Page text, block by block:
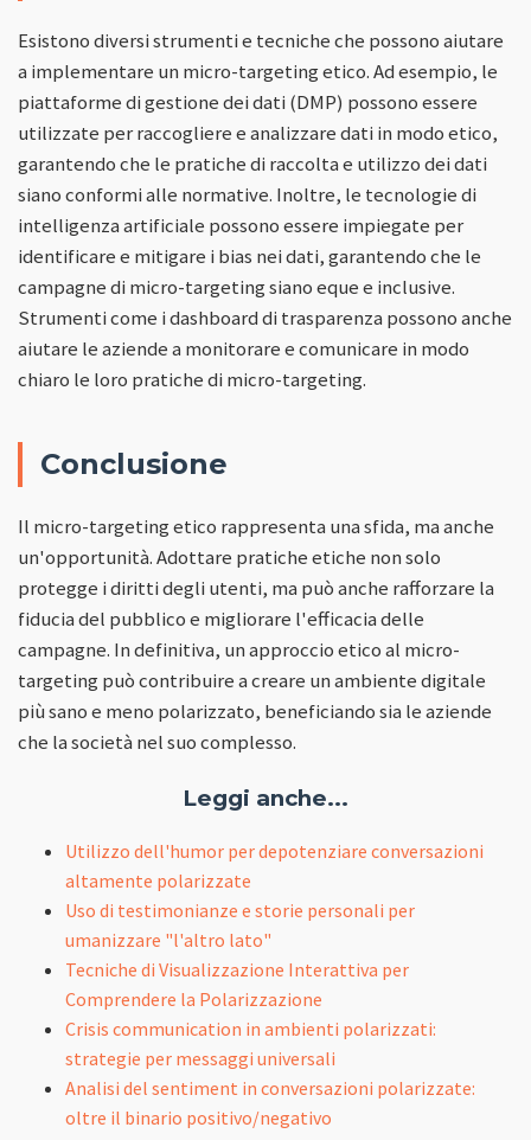
Esistono diversi strumenti e tecniche che possono aiutare
a implementare un micro-targeting etico. Ad esempio, le
piattaforme di gestione dei dati (DMP) possono essere
utilizzate per raccogliere e analizzare dati in modo etico,
garantendo che le pratiche di raccolta e utilizzo dei dati
siano conformi alle normative. Inoltre, le tecnologie di
intelligenza artificiale possono essere impiegate per
identificare e mitigare i bias nei dati, garantendo che le
campagne di micro-targeting siano eque e inclusive.
Strumenti come i dashboard di trasparenza possono anche
aiutare le aziende a monitorare e comunicare in modo
chiaro le loro pratiche di micro-targeting.
Conclusione
Il micro-targeting etico rappresenta una sfida, ma anche
un'opportunità. Adottare pratiche etiche non solo
protegge i diritti degli utenti, ma può anche rafforzare la
fiducia del pubblico e migliorare l'efficacia delle
campagne. In definitiva, un approccio etico al micro-
targeting può contribuire a creare un ambiente digitale
più sano e meno polarizzato, beneficiando sia le aziende
che la società nel suo complesso.
Leggi anche...
Utilizzo dell'humor per depotenziare conversazioni
altamente polarizzate
Uso di testimonianze e storie personali per
umanizzare "l'altro lato"
Tecniche di Visualizzazione Interattiva per
Comprendere la Polarizzazione
Crisis communication in ambienti polarizzati:
strategie per messaggi universali
Analisi del sentiment in conversazioni polarizzate:
oltre il binario positivo/negativo